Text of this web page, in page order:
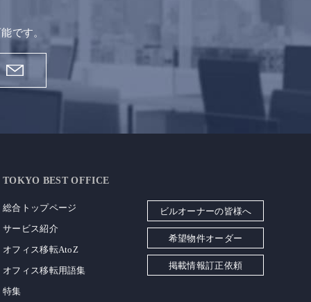
です。
TOKYO BEST OFFICE
総合トップページ
サービス紹介
オフィス移転AtoZ
オフィス移転用語集
特集
ビルオーナーの皆様へ
希望物件オーダー
掲載情報訂正依頼